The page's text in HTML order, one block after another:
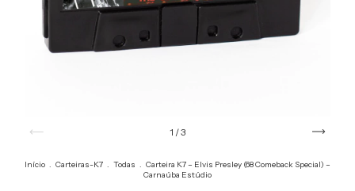
1 /3
Início . Carteiras-K7 . Todas . Carteira K7 – Elvis Presley (68 Comeback Special) –
Carnaúba Estúdio